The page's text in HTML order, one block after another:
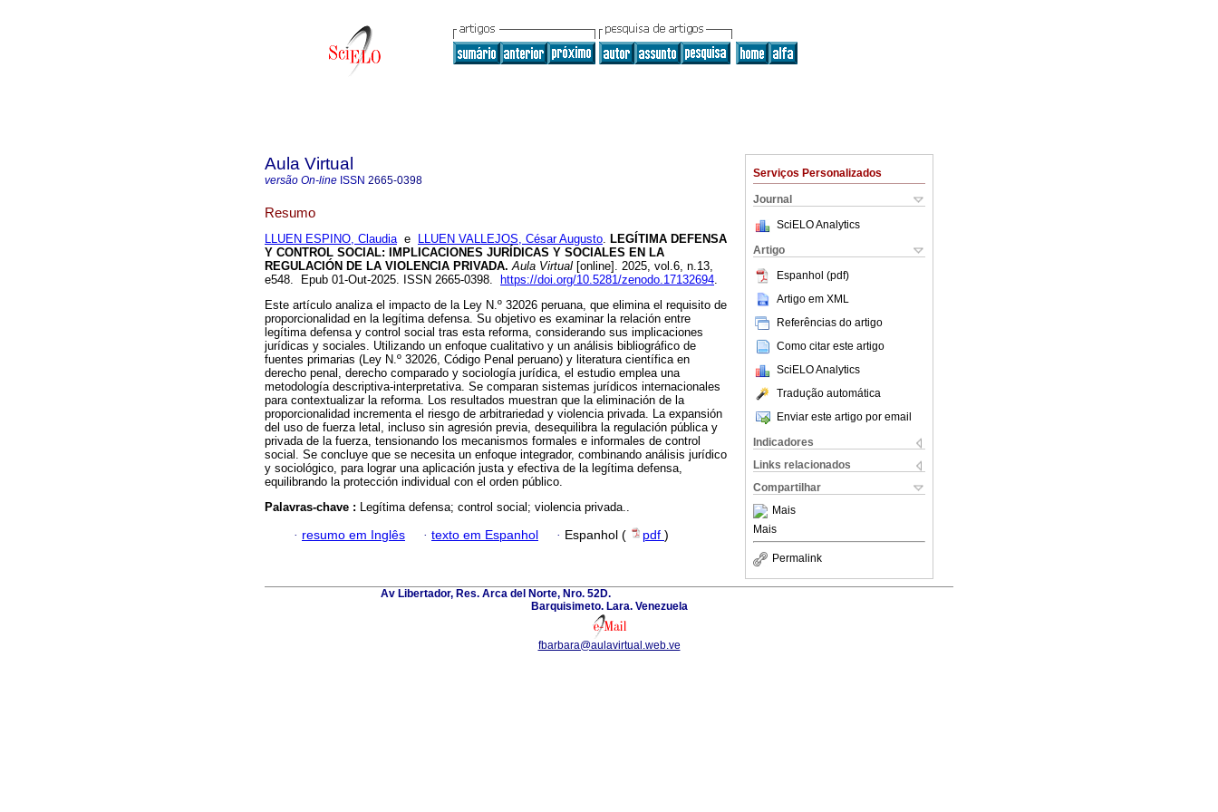
Serviços Personalizados
Journal
SciELO Analytics
Artigo
Espanhol (pdf)
Artigo em XML
Referências do artigo
Como citar este artigo
SciELO Analytics
Tradução automática
Enviar este artigo por email
Indicadores
Links relacionados
Compartilhar
Mais
Mais
Permalink
Aula Virtual
versão On-line ISSN 2665-0398
Resumo
LLUEN ESPINO, Claudiae LLUEN VALLEJOS, César Augusto. LEGÍTIMA DEFENSA
Y CONTROL SOCIAL: IMPLICACIONES JURÍDICAS Y SOCIALES EN LA
REGULACIÓN DE LA VIOLENCIA PRIVADA. Aula Virtual [online]. 2025, vol.6, n.13,
e548. Epub 01-Out-2025. ISSN 2665-0398.
https://doi.org/10.5281/zenodo.17132694.
Este artículo analiza el impacto de la Ley N.º 32026 peruana, que elimina el requisito de
proporcionalidad en la legítima defensa. Su objetivo es examinar la relación entre
legítima defensa y control social tras esta reforma, considerando sus implicaciones
jurídicas y sociales. Utilizando un enfoque cualitativo y un análisis bibliográfico de
fuentes primarias (Ley N.º 32026, Código Penal peruano) y literatura científica en
derecho penal, derecho comparado y sociología jurídica, el estudio emplea una
metodología descriptiva-interpretativa. Se comparan sistemas jurídicos internacionales
para contextualizar la reforma. Los resultados muestran que la eliminación de la
proporcionalidad incrementa el riesgo de arbitrariedad y violencia privada. La expansión
del uso de fuerza letal, incluso sin agresión previa, desequilibra la regulación pública y
privada de la fuerza, tensionando los mecanismos formales e informales de control
social. Se concluye que se necesita un enfoque integrador, combinando análisis jurídico
y sociológico, para lograr una aplicación justa y efectiva de la legítima defensa,
equilibrando la protección individual con el orden público.
Palavras-chave : Legítima defensa; control social; violencia privada..
· resumo em Inglês · texto em Espanhol · Espanhol ( pdf )
Av Libertador, Res. Arca del Norte, Nro. 52D.
Barquisimeto. Lara. Venezuela
fbarbara@aulavirtual.web.ve